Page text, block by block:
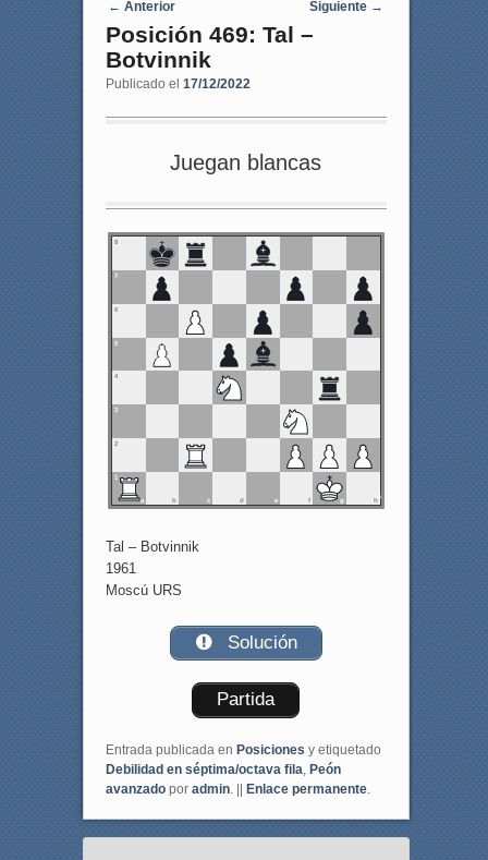
← Anterior Siguiente →
Posición 469: Tal –
Botvinnik
Publicado el 17/12/2022
Juegan blancas
8
7
6
5
4
3
2
1
a b c d e f g h
Tal – Botvinnik
1961
Moscú URS
Solución
Partida
Entrada publicada en Posiciones y etiquetado
Debilidad en séptima/octava fila Peón
avanzadopor admin. || Enlace permanente.